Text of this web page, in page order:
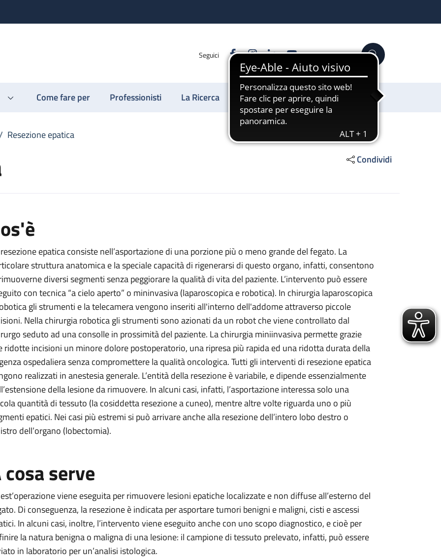
Seguici FacebookInstagram
LinkedinYouTube Cerca
Come fare per Professionisti La Ricerca Sostienici
Resezione epatica
Condividi
epatica consiste nell’asportazione di una porzione più o meno grande del fegato. La
struttura anatomica e la speciale capacità di rigenerarsi di questo organo, infatti, consentono
diversi segmenti senza peggiorare la qualità di vita del paziente. L’intervento può essere
con tecnica “a cielo aperto” o mininvasiva (laparoscopica e robotica). In chirurgia laparoscopica
gli strumenti e la telecamera vengono inseriti all'interno dell'addome attraverso piccole
Nella chirurgia robotica gli strumenti sono azionati da un robot che viene controllato dal
seduto ad una consolle in prossimità del paziente. La chirurgia miniinvasiva permette grazie
ridotte incisioni un minore dolore postoperatorio, una ripresa più rapida ed una ridotta durata della
ospedaliera senza compromettere la qualità oncologica. Tutti gli interventi di resezione epatica
realizzati in anestesia generale. L’entità della resezione è variabile, e dipende essenzialmente
della lesione da rimuovere. In alcuni casi, infatti, l’asportazione interessa solo una
quantità di tessuto (la cosiddetta resezione a cuneo), mentre altre volte riguarda uno o più
epatici. Nei casi più estremi si può arrivare anche alla resezione dell’intero lobo destro o
dell’organo (lobectomia).
cosa serve
viene eseguita per rimuovere lesioni epatiche localizzate e non diffuse all’esterno del
Di conseguenza, la resezione è indicata per asportare tumori benigni e maligni, cisti e ascessi
In alcuni casi, inoltre, l’intervento viene eseguito anche con uno scopo diagnostico, e cioè per
la natura benigna o maligna di una lesione: il campione di tessuto prelevato, infatti, può essere
in laboratorio per un’analisi istologica.